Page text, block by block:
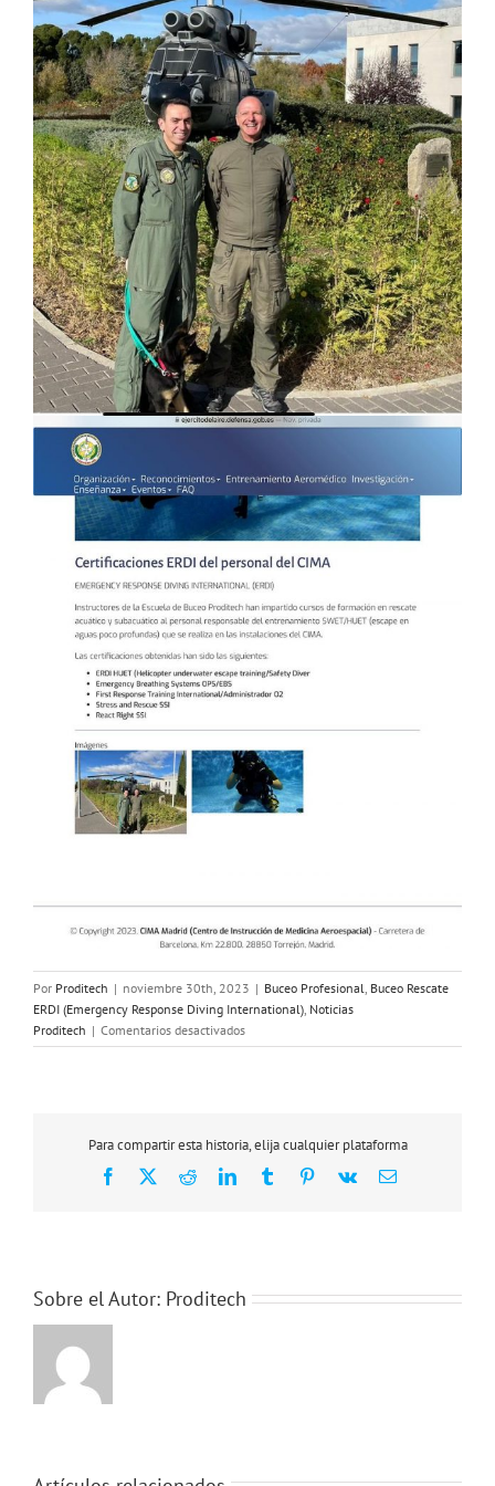
Por Proditech | noviembre 30th, 2023 | Buceo Profesional, Buceo Rescate
ERDI (Emergency Response Diving International), Noticias
Proditech | Comentarios desactivadosen
Cursos
acuático
Para compartir esta historia, elija cualquier plataforma
Facebook
X RedditLinkedInTumblrPinterest
Vk
Correo
Sobre el Autor: Proditech